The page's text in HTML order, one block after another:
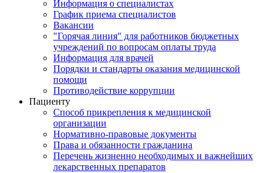
Информация о специалистах
График приема специалистов
Вакансии
"Горячая линия" для работников бюджетных
учреждений по вопросам оплаты труда
Информация для врачей
Порядки и стандарты оказания медицинской
помощи
Противодействие коррупции
Пациенту
Способ прикрепления к медицинской
организации
Нормативно-правовые документы
Права и обязанности гражданина
Перечень жизненно необходимых и важнейших
лекарственных препаратов